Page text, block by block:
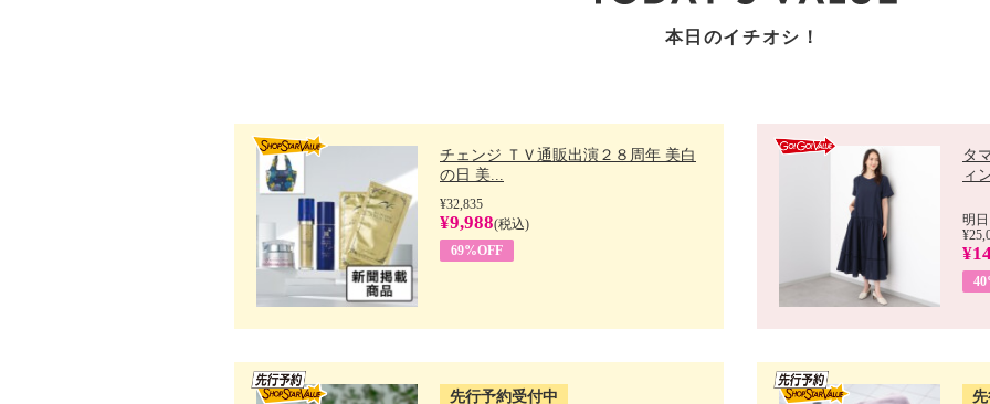
本日のイチオシ！
チェンジ ＴＶ通販出演２８周年 美白
の日 美...
¥32,835
¥9,988(税込)
69%OFF
タ
ィ
明
先行予約受付中